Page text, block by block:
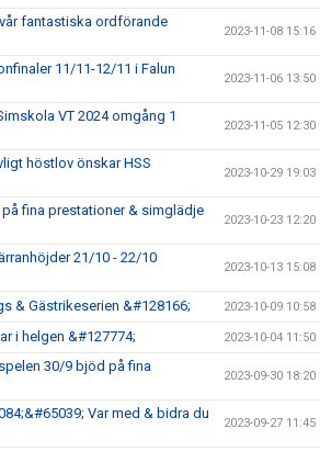
fantastiska ordförande
2023-11-08 15:16
11/11-12/11 i Falun
2023-11-06 13:50
VT 2024 omgång 1
2023-11-05 12:30
höstlov önskar HSS
2023-10-29 19:03
fina prestationer & simglädje
2023-10-23 12:20
21/10 - 22/10
2023-10-13 15:08
& Gästrikeserien &#128166; 2023-10-09 10:58
i helgen &#127774; 2023-10-04 11:50
30/9 bjöd på fina
2023-09-30 18:20
Var med & bidra du
2023-09-27 11:45